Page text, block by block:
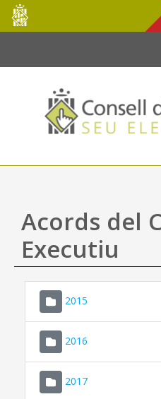
Salta al contingut principal
Consell
de
Mallorca
Acords del
Executiu
2015
2016
2017